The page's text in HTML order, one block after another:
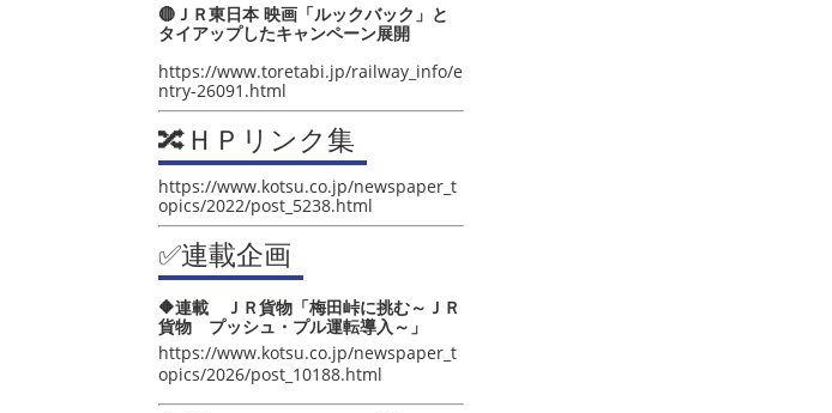
🔴ＪＲ東日本 映画「ルックバック」と
タイアップしたキャンペーン展開
https://www.toretabi.jp/railway_info/e
ntry-26091.html
🔀ＨＰリンク集
https://www.kotsu.co.jp/newspaper_t
opics/2022/post_5238.html
✅連載企画
🔶連載 ＪＲ貨物「梅田峠に挑む～ＪＲ
貨物 プッシュ・プル運転導入～」
https://www.kotsu.co.jp/newspaper_t
opics/2026/post_10188.html